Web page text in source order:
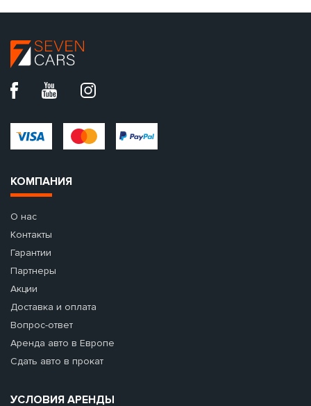
КОМПАНИЯ
О нас
Контакты
Гарантии
Партнеры
Акции
Доставка и оплата
Вопрос-ответ
Аренда авто в Европе
Сдать авто в прокат
УСЛОВИЯ АРЕНДЫ